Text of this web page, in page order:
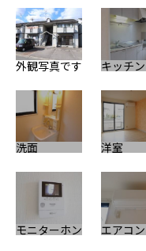
外観写真です キッチン
洗面 洋室
モニターホン エアコン